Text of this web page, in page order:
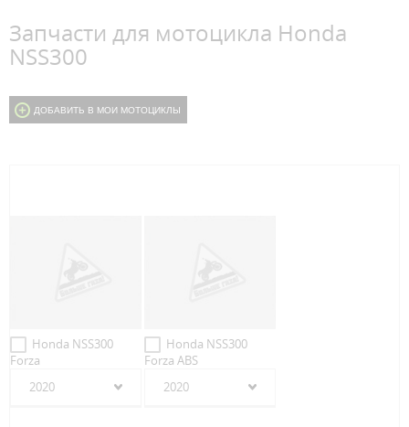
Запчасти для мотоцикла Honda
NSS300
ДОБАВИТЬ В МОИ МОТОЦИКЛЫ
Honda NSS300
Forza
2020
Honda NSS300
Forza ABS
2020